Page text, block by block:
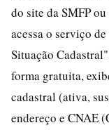
do site da SMFP
acessa o serviço
Situação
forma gratuita,
cadastral (ativa,
endereço e CNAE